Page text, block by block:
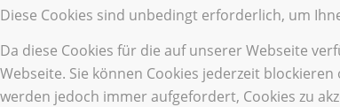
Diese Cookies sind unbedingt erforderlich, um
Da diese Cookies für die auf unserer Webseite
Webseite. Sie können Cookies jederzeit
werden jedoch immer aufgefordert, Cookies zu